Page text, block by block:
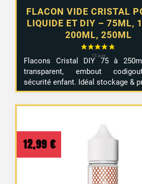
FLACON VIDE CRISTAL
LIQUIDE ET DIY – 75ML,
200ML, 250ML
Flacons Cristal DIY 75 à
transparent, embout
sécurité enfant. Idéal stockage &
12,99 €